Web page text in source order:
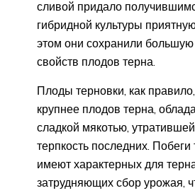
сливой придало
гибридной культуры
этом они сохранили
свойств плодов терна.
Плоды терновки, как
крупнее плодов терна,
сладкой мякотью,
терпкость последних.
имеют характерных для
затрудняющих сбор урожая,